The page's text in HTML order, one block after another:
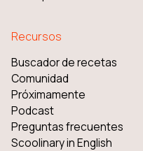
Recursos
Buscador de recetas
Comunidad
Próximamente
Podcast
Preguntas frecuentes
Scoolinary in English